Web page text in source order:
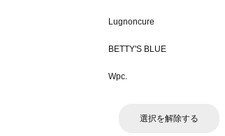
Lugnoncure
BETTY'S BLUE
Wpc.
選択を解除する